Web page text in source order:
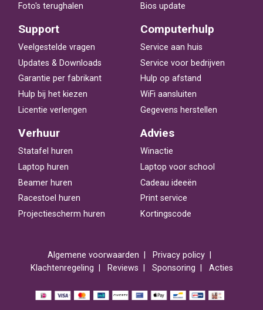
Foto's terughalen
Bios update
Support
Veelgestelde vragen
Updates & Downloads
Garantie per fabrikant
Hulp bij het kiezen
Licentie verlengen
Computerhulp
Service aan huis
Service voor bedrijven
Hulp op afstand
WiFi aansluiten
Gegevens herstellen
Verhuur
Statafel huren
Laptop huren
Beamer huren
Racestoel huren
Projectiescherm huren
Advies
Winactie
Laptop voor school
Cadeau ideeën
Print service
Kortingscode
Algemene voorwaarden
Privacy policy
Klachtenregeling
Reviews Sponsoring Acties